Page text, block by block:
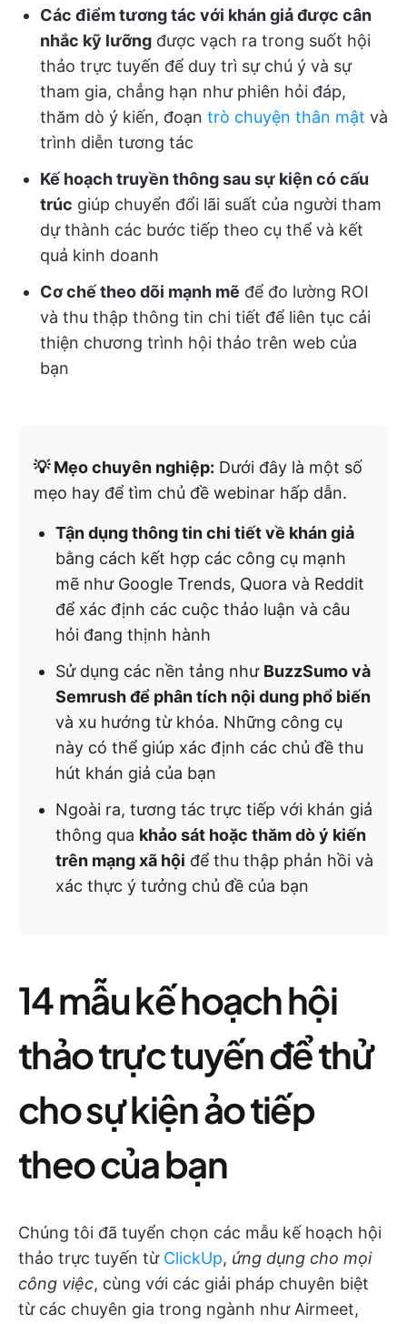
Các điểm tương tác với khán giả được cân
nhắc kỹ lưỡng được vạch ra trong suốt hội
thảo trực tuyến để duy trì sự chú ý và sự
tham gia, chẳng hạn như phiên hỏi đáp,
thăm dò ý kiến, đoạn trò chuyện thân mật và
trình diễn tương tác
Kế hoạch truyền thông sau sự kiện có cấu
trúc giúp chuyển đổi lãi suất của người tham
dự thành các bước tiếp theo cụ thể và kết
quả kinh doanh
Cơ chế theo dõi mạnh mẽ để đo lường ROI
và thu thập thông tin chi tiết để liên tục cải
thiện chương trình hội thảo trên web của
bạn
💡 Mẹo chuyên nghiệp: Dưới đây là một số
mẹo hay để tìm chủ đề webinar hấp dẫn.
Tận dụng thông tin chi tiết về khán giả
bằng cách kết hợp các công cụ mạnh
mẽ như Google Trends, Quora và Reddit
để xác định các cuộc thảo luận và câu
hỏi đang thịnh hành
Sử dụng các nền tảng như BuzzSumo và
Semrush để phân tích nội dung phổ biến
và xu hướng từ khóa. Những công cụ
này có thể giúp xác định các chủ đề thu
hút khán giả của bạn
Ngoài ra, tương tác trực tiếp với khán giả
thông qua khảo sát hoặc thăm dò ý kiến
trên mạng xã hội để thu thập phản hồi và
xác thực ý tưởng chủ đề của bạn
14 mẫu kế hoạch hội
thảo trực tuyến để thử
cho sự kiện ảo tiếp
theo của bạn
Chúng tôi đã tuyển chọn các mẫu kế hoạch hội
thảo trực tuyến từ ClickUp, ứng dụng cho mọi
công việc, cùng với các giải pháp chuyên biệt
từ các chuyên gia trong ngành như Airmeet,